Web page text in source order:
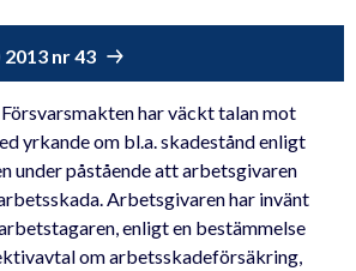
nr 43
har väckt talan mot
yrkande om bl.a. skadestånd enligt
under påstående att arbetsgivaren
Arbetsgivaren har invänt
enligt en bestämmelse
om arbetsskadeförsäkring,